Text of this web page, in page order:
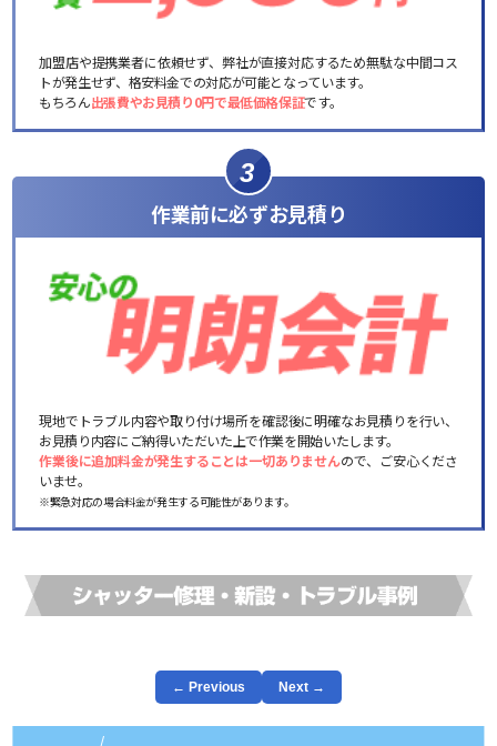
加盟店や提携業者に依頼せず、弊社が直接対応するため無駄な中間コス
トが発生せず、格安料金での対応が可能となっています。
もちろん出張費やお見積り0円で最低価格保証です。
3
作業前に必ずお見積り
現地でトラブル内容や取り付け場所を確認後に明確なお見積りを行い、
お見積り内容にご納得いただいた上で作業を開始いたします。
作業後に追加料金が発生することは一切ありませんので、ご安心くださ
いませ。
※緊急対応の場合料金が発生する可能性があります。
← Previous Next →